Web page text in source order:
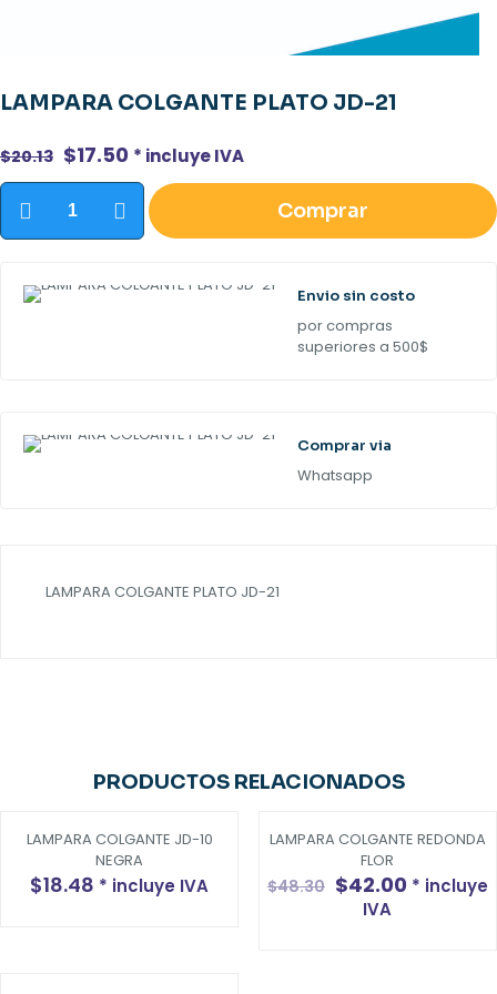
LAMPARA COLGANTE PLATO JD-21
$20.13 El
precio
original
$17.50 El
precio
actual
es:
* incluye IVA
LAMPARA
COLGANTE
PLATO
cantidad
Comprar
Envio sin costo
por compras
superiores a 500$
Comprar via
Whatsapp
LAMPARA COLGANTE PLATO JD-21
PRODUCTOS RELACIONADOS
LAMPARA COLGANTE JD-10
NEGRA
$18.48 * incluye IVA
-13%
LAMPARA COLGANTE REDONDA
FLOR
$48.30 El
precio
$42.00El
precio
* incluye
IVA